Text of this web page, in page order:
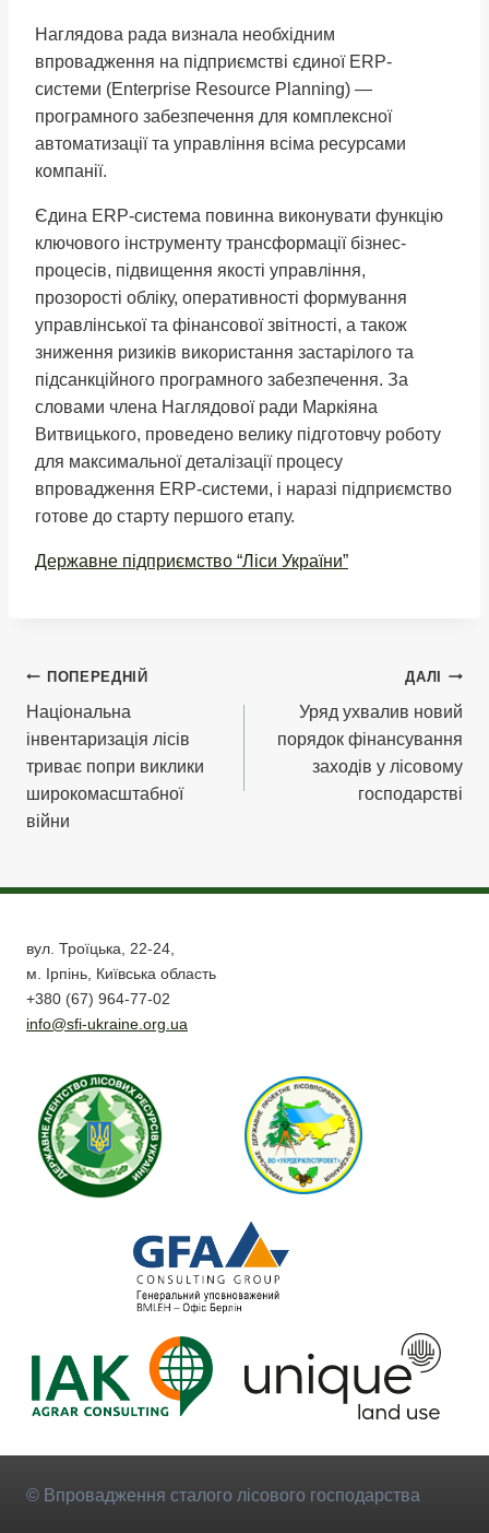
Наглядова рада визнала необхідним
впровадження на підприємстві єдиної ERP-
системи (Enterprise Resource Planning) —
програмного забезпечення для комплексної
автоматизації та управління всіма ресурсами
компанії.
Єдина ERP-система повинна виконувати функцію
ключового інструменту трансформації бізнес-
процесів, підвищення якості управління,
прозорості обліку, оперативності формування
управлінської та фінансової звітності, а також
зниження ризиків використання застарілого та
підсанкційного програмного забезпечення. За
словами члена Наглядової ради Маркіяна
Витвицького, проведено велику підготовчу роботу
для максимальної деталізації процесу
впровадження ERP-системи, і наразі підприємство
готове до старту першого етапу.
Державне підприємство “Ліси України”
Навігація
записів
ПОПЕРЕДНІЙ
Національна
інвентаризація лісів
триває попри виклики
широкомасштабної
війни
ДАЛІ
Уряд ухвалив новий
порядок фінансування
заходів у лісовому
господарстві
вул. Троїцька, 22-24,
м. Ірпінь, Київська область
+380 (67) 964-77-02
info@sfi-ukraine.org.ua
© Впровадження сталого лісового господарства